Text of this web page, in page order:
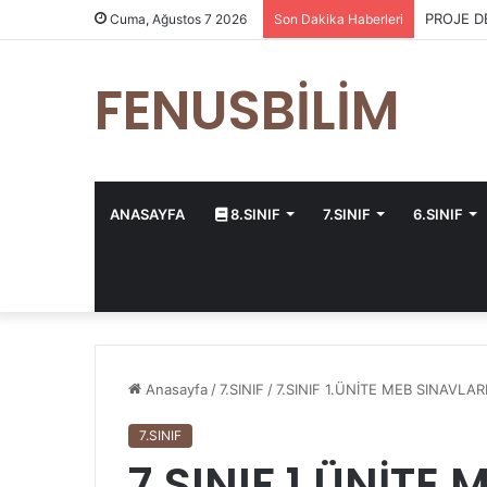
Cuma, Ağustos 7 2026 Son Dakika Haberleri PROJE
FENUSBİLİM
ANASAYFA 8.SINIF 7.SINIF 6.SINIF
Anasayfa /7.SINIF /7.SINIF 1.ÜNİTE MEB SINAVLARI
7.SINIF